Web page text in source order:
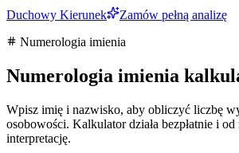
Duchowy Kierunek
Zamów pełną analizę
Numerologia imienia
Numerologia imienia
Wpisz imię i nazwisko, aby obliczyć liczbę
osobowości. Kalkulator działa bezpłatnie i
interpretację.